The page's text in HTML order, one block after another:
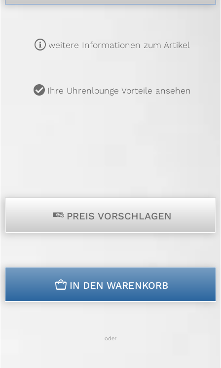
m weitere Informationen zum Artikel
u Ihre Uhrenlounge Vorteile ansehen
p PREIS VORSCHLAGEN
n IN DEN WARENKORB
oder